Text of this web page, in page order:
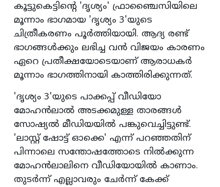
കൂട്ടുകെട്ടിന്റെ 'ദൃശ്യം' ഫ്രാഞ്ചൈസിയിലെ
മൂന്നാം ഭാഗമായ 'ദൃശ്യം 3'യുടെ
ചിത്രീകരണം പൂർത്തിയായി. ആദ്യ രണ്ട്
ഭാഗങ്ങൾക്കും ലഭിച്ച വൻ വിജയം കാരണം
ഏറെ പ്രതീക്ഷയോടെയാണ് ആരാധകർ
മൂന്നാം ഭാഗത്തിനായി കാത്തിരിക്കുന്നത്.
'ദൃശ്യം 3'യുടെ പാക്കപ്പ് വീഡിയോ
മോഹൻലാൽ അടക്കമുള്ള താരങ്ങൾ
സോഷ്യൽ മീഡിയയിൽ പങ്കുവെച്ചിട്ടുണ്ട്.
'ലാസ്റ്റ് ഷോട്ട് ഓക്കെ' എന്ന് പറഞ്ഞതിന്
പിന്നാലെ സന്തോഷത്തോടെ നിൽക്കുന്ന
മോഹൻലാലിനെ വീഡിയോയിൽ കാണാം.
തുടർന്ന് എല്ലാവരും ചേർന്ന് കേക്ക്